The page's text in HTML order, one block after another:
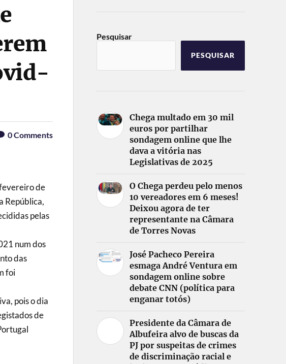
0Comments
de
República,
pelas
num dos
das
foi
pois o dia
de
Pesquisar
PESQUISAR
Chega multado em 30 mil
euros por partilhar
sondagem online que lhe
dava a vitória nas
Legislativas de 2025
O Chega perdeu pelo menos
10 vereadores em 6 meses!
Deixou agora de ter
representante na Câmara
de Torres Novas
José Pacheco Pereira
esmaga André Ventura em
sondagem online sobre
debate CNN (política para
enganar totós)
Presidente da Câmara de
Albufeira alvo de buscas da
PJ por suspeitas de crimes
de discriminação racial e